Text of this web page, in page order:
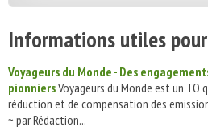
Informations utiles
Voyageurs du Monde - Des
pionniersVoyageurs du Monde est un TO
réduction et de compensation des
~ par Rédaction...